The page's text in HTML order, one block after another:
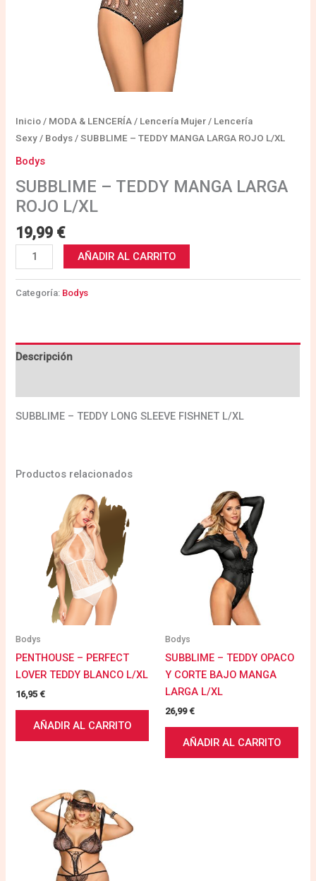
Inicio / MODA & LENCERÍA / Lencería Mujer / Lencería
Sexy / Bodys / SUBBLIME – TEDDY MANGA LARGA ROJO L/XL
Bodys
SUBBLIME – TEDDY MANGA LARGA
ROJO L/XL
19,99 €
AÑADIR AL CARRITO
Categoría: Bodys
Descripción
SUBBLIME – TEDDY LONG SLEEVE FISHNET L/XL
Productos relacionados
Bodys
PENTHOUSE – PERFECT
LOVER TEDDY BLANCO L/XL
16,95€
AÑADIR AL CARRITO
Bodys
SUBBLIME – TEDDY OPACO
Y CORTE BAJO MANGA
LARGA L/XL
26,99€
AÑADIR AL CARRITO